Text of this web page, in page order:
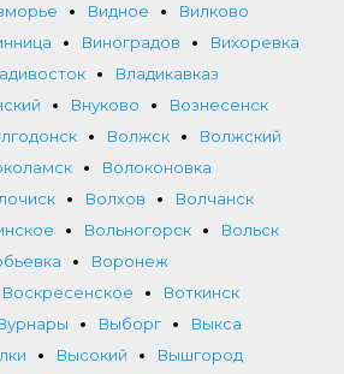
Видное
Вилково
Виноградов
Вихоревка
Владикавказ
Внуково
Вознесенск
Волжск
Волжский
Волоконовка
Волхов
Волчанск
Вольногорск
Вольск
Воронеж
Воскресенское
Воткинск
Выборг
Выкса
Высокий
Вышгород